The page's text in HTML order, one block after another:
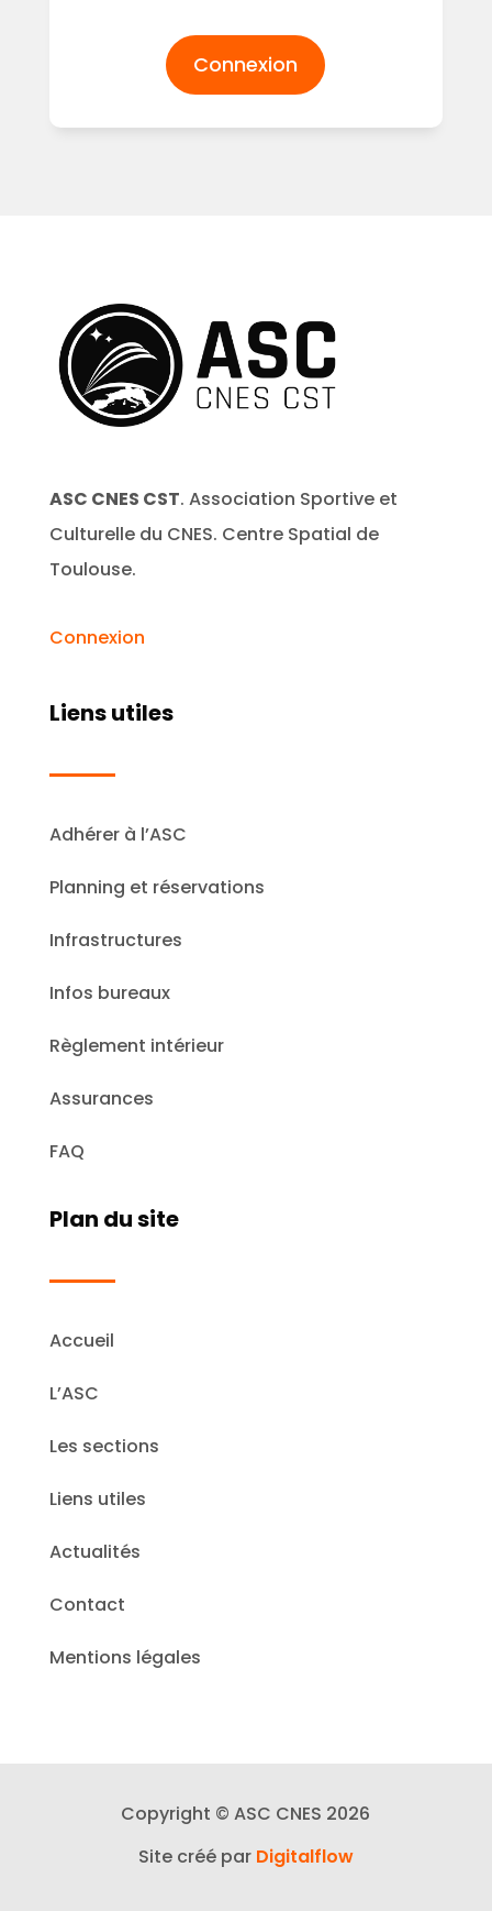
Connexion
ASC CNES CST. Association Sportive et
Culturelle du CNES. Centre Spatial de
Toulouse.
Connexion
Liens utiles
Adhérer à l’ASC
Planning et réservations
Infrastructures
Infos bureaux
Règlement intérieur
Assurances
FAQ
Plan du site
Accueil
L’ASC
Les sections
Liens utiles
Actualités
Contact
Mentions légales
Copyright © ASC CNES 2026
Site créé par Digitalflow